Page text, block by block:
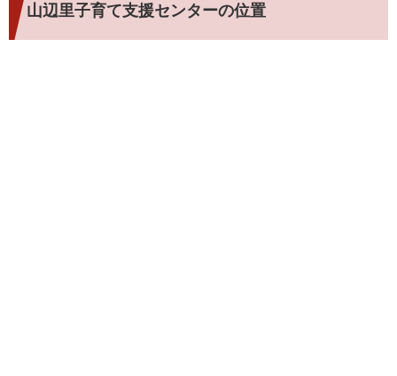
山辺里子育て支援センターの位置